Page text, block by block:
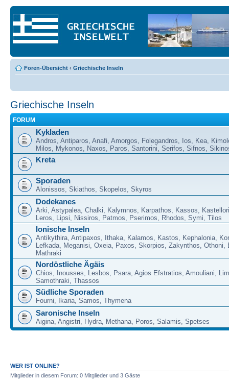
Foren-Übersicht ‹ Griechische Inseln
Griechische Inseln
FORUM
Kykladen
Andros, Antiparos, Anafi, Amorgos, Folegandros, Ios, Kea,
Milos, Mykonos, Naxos, Paros, Santorini, Serifos, Sifnos,
Kreta
Sporaden
Alonissos, Skiathos, Skopelos, Skyros
Dodekanes
Arki, Astypalea, Chalki, Kalymnos, Karpathos, Kassos,
Leros, Lipsi, Nissiros, Patmos, Pserimos, Rhodos, Symi, Tilos
Ionische Inseln
Antikythira, Antipaxos, Ithaka, Kalamos, Kastos, Kephalonia,
Lefkada, Meganisi, Oxeia, Paxos, Skorpios, Zakynthos, Othoni,
Mathraki
Nordöstliche Ägäis
Chios, Inousses, Lesbos, Psara, Agios Efstratios, Amouliani,
Samothraki, Thassos
Südliche Sporaden
Fourni, Ikaria, Samos, Thymena
Saronische Inseln
Aigina, Angistri, Hydra, Methana, Poros, Salamis, Spetses
WER IST ONLINE?
Mitglieder in diesem Forum: 0 Mitglieder und 3 Gäste